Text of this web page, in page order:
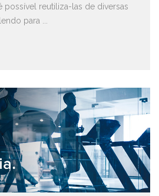
possível reutiliza-las de diversas
para ...